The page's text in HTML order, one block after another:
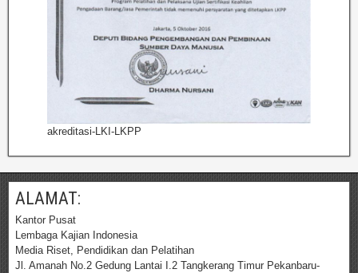
akreditasi-LKI-LKPP
ALAMAT:
Kantor Pusat
Lembaga Kajian Indonesia
Media Riset, Pendidikan dan Pelatihan
Jl. Amanah No.2 Gedung Lantai I.2 Tangkerang Timur Pekanbaru-